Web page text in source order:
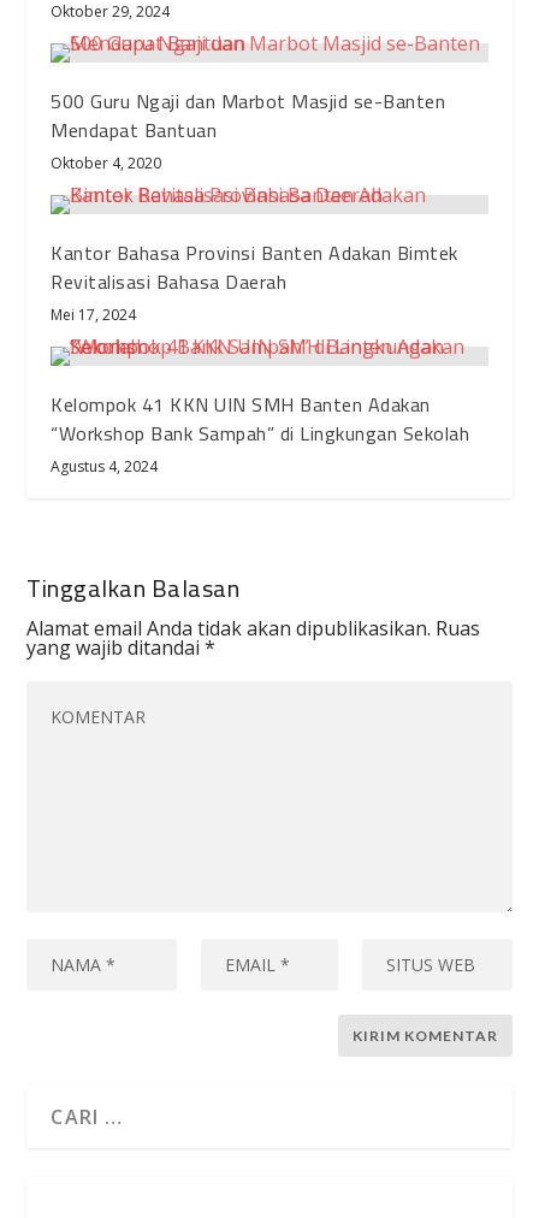
Oktober 29, 2024
500 Guru Ngaji dan Marbot Masjid se-Banten
Mendapat Bantuan
Oktober 4, 2020
Kantor Bahasa Provinsi Banten Adakan Bimtek
Revitalisasi Bahasa Daerah
Mei 17, 2024
Kelompok 41 KKN UIN SMH Banten Adakan
“Workshop Bank Sampah” di Lingkungan Sekolah
Agustus 4, 2024
Tinggalkan Balasan
Alamat email Anda tidak akan dipublikasikan. Ruas
yang wajib ditandai*